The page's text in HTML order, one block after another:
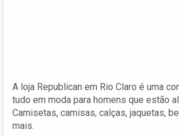
A loja Republican em Rio Claro é uma
tudo em moda para homens que estão
Camisetas, camisas, calças, jaquetas,
mais.